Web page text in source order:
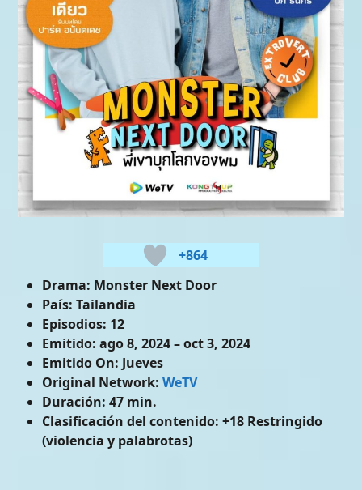
+864
Drama: Monster Next Door
País: Tailandia
Episodios: 12
Emitido: ago 8, 2024 – oct 3, 2024
Emitido On: Jueves
Original Network: WeTV
Duración: 47 min.
Clasificación del contenido: +18 Restringido
(violencia y palabrotas)